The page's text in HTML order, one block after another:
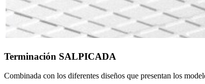
Terminación SALPICADA
Combinada con los diferentes diseños que presentan los